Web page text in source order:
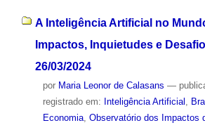
A Inteligência Artificial no
Impactos, Inquietudes e
26/03/2024
por Maria Leonor de Calasans —
registrado em: Inteligência Artificial ,
Economia, Observatório dos Impactos